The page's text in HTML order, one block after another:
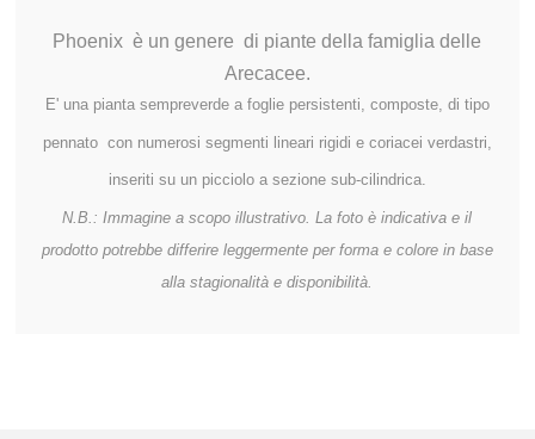
Phoenix è un genere di piante della famiglia delle
Arecacee.
E' una pianta sempreverde a foglie persistenti, composte, di tipo
pennato con numerosi segmenti lineari rigidi e coriacei verdastri,
inseriti su un picciolo a sezione sub-cilindrica.
N.B.: Immagine a scopo illustrativo. La foto è indicativa e il
prodotto potrebbe differire leggermente per forma e colore in base
alla stagionalità e disponibilità.